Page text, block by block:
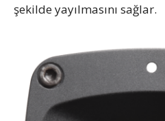
şekilde yayılmasını sağlar.